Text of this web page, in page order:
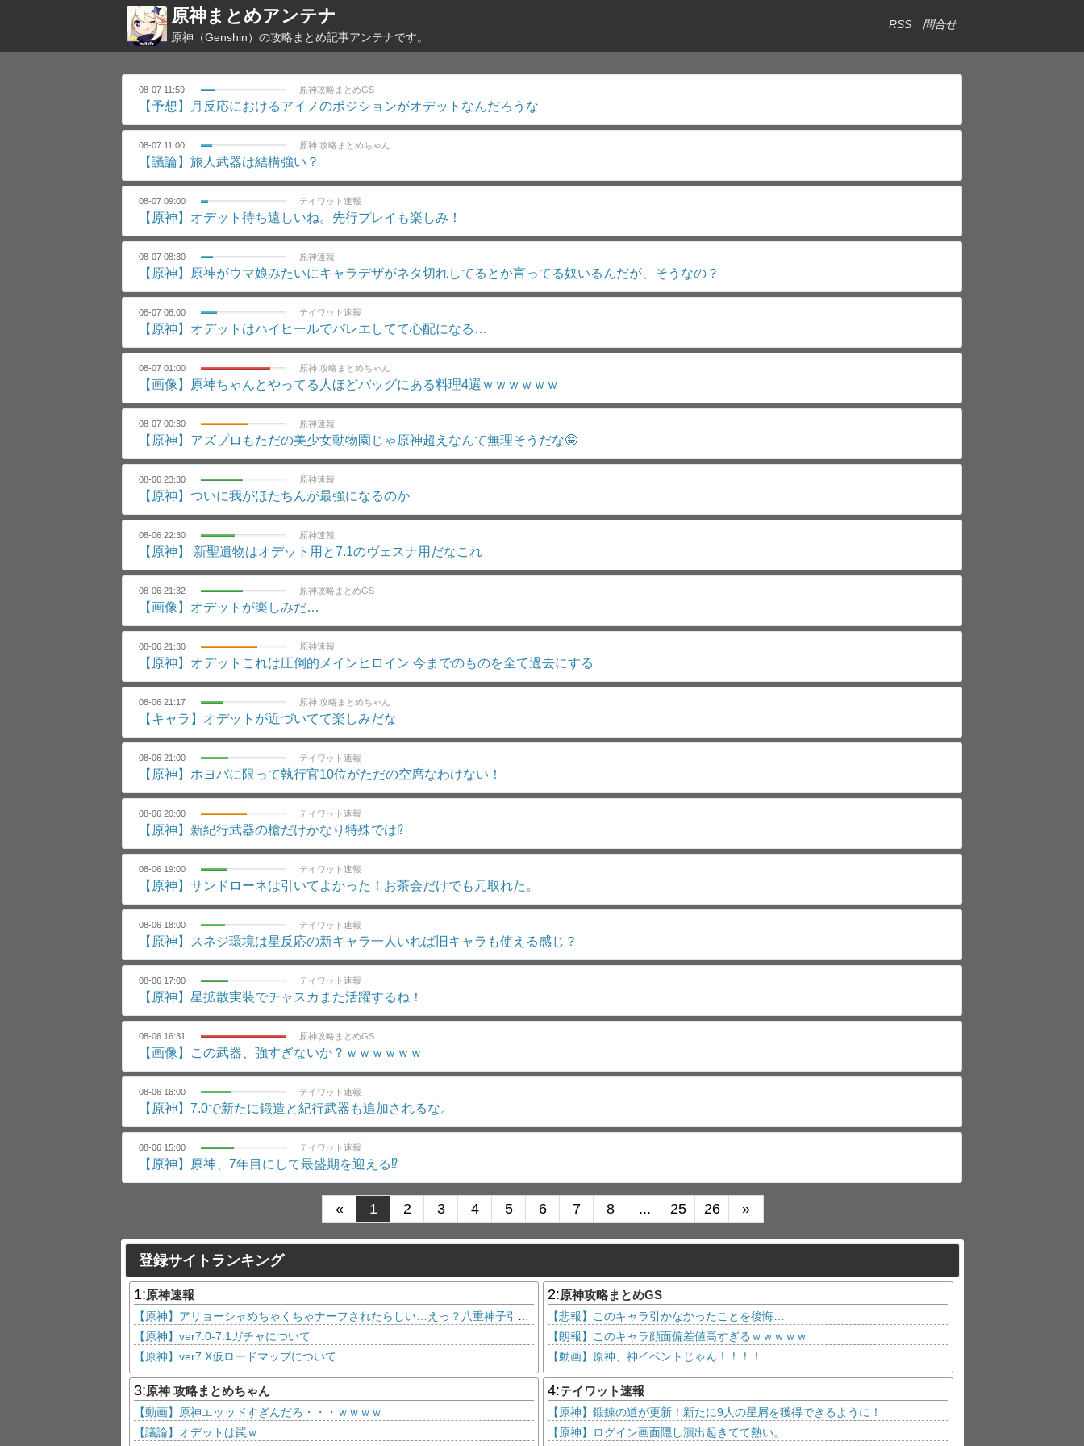
原神まとめアンテナ
原神（Genshin）の攻略まとめ記事アンテナです。
RSS 問合せ
08-07 11:59 原神攻略まとめGS
【予想】月反応におけるアイノのポジションがオデットなんだろうな
08-07 11:00 原神 攻略まとめちゃん
【議論】旅人武器は結構強い？
08-07 09:00 テイワット速報
【原神】オデット待ち遠しいね。先行プレイも楽しみ！
08-07 08:30 原神速報
【原神】原神がウマ娘みたいにキャラデザがネタ切れしてるとか言ってる奴いるんだが、そうなの？
08-07 08:00 テイワット速報
【原神】オデットはハイヒールでバレエしてて心配になる…
08-07 01:00 原神 攻略まとめちゃん
【画像】原神ちゃんとやってる人ほどバッグにある料理4選ｗｗｗｗｗｗ
08-07 00:30 原神速報
【原神】アズプロもただの美少女動物園じゃ原神超えなんて無理そうだな🤪
08-06 23:30 原神速報
【原神】ついに我がほたちんが最強になるのか
08-06 22:30 原神速報
【原神】 新聖遺物はオデット用と7.1のヴェスナ用だなこれ
08-06 21:32 原神攻略まとめGS
【画像】オデットが楽しみだ…
08-06 21:30 原神速報
【原神】オデットこれは圧倒的メインヒロイン 今までのものを全て過去にする
08-06 21:17 原神 攻略まとめちゃん
【キャラ】オデットが近づいてて楽しみだな
08-06 21:00 テイワット速報
【原神】ホヨバに限って執行官10位がただの空席なわけない！
08-06 20:00 テイワット速報
【原神】新紀行武器の槍だけかなり特殊では⁉
08-06 19:00 テイワット速報
【原神】サンドローネは引いてよかった！お茶会だけでも元取れた。
08-06 18:00 テイワット速報
【原神】スネジ環境は星反応の新キャラ一人いれば旧キャラも使える感じ？
08-06 17:00 テイワット速報
【原神】星拡散実装でチャスカまた活躍するね！
08-06 16:31 原神攻略まとめGS
【画像】この武器、強すぎないか？ｗｗｗｗｗｗ
08-06 16:00 テイワット速報
【原神】7.0で新たに鍛造と紀行武器も追加されるな。
08-06 15:00 テイワット速報
【原神】原神、7年目にして最盛期を迎える⁉
« 1 2 3 4 5 6 7 8 ... 25 26 »
登録サイトランキング
1:原神速報
【原神】ver7.0-7.1ガチャについて
【原神】ver7.X仮ロードマップについて
2:原神攻略まとめGS
【悲報】このキャラ引かなかったことを後悔…
【朗報】このキャラ顔面偏差値高すぎるｗｗｗｗｗ
【動画】原神、神イベントじゃん！！！！
3:原神 攻略まとめちゃん
【動画】原神エッッドすぎんだろ・・・ｗｗｗｗ
【議論】オデットは罠ｗ
4:テイワット速報
【原神】鍛錬の道が更新！新たに9人の星屑を獲得できるように！
【原神】ログイン画面隠し演出起きてて熱い。